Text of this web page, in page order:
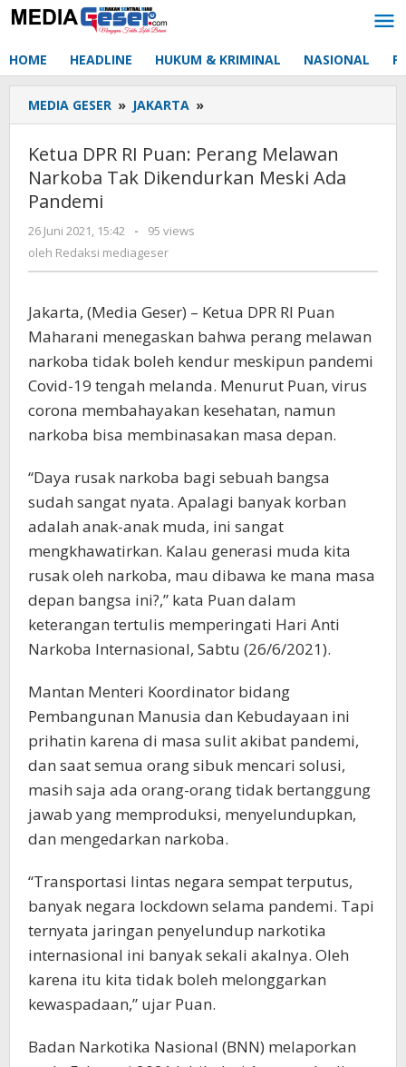
Lewati
ke
HOME HEADLINE HUKUM & KRIMINAL NASIONAL
MEDIA GESER » JAKARTA »
DPR
Puan:
Perang
Meski
Pandemi
Ketua DPR RI Puan: Perang Melawan
Narkoba Tak Dikendurkan Meski Ada
Pandemi
26 Juni 2021, 15:42
oleh
Redaksi
mediageser
-
95 views
oleh Redaksi mediageser
Jakarta, (Media Geser) – Ketua DPR RI Puan
Maharani menegaskan bahwa perang melawan
narkoba tidak boleh kendur meskipun pandemi
Covid-19 tengah melanda. Menurut Puan, virus
corona membahayakan kesehatan, namun
narkoba bisa membinasakan masa depan.
“Daya rusak narkoba bagi sebuah bangsa
sudah sangat nyata. Apalagi banyak korban
adalah anak-anak muda, ini sangat
mengkhawatirkan. Kalau generasi muda kita
rusak oleh narkoba, mau dibawa ke mana masa
depan bangsa ini?,” kata Puan dalam
keterangan tertulis memperingati Hari Anti
Narkoba Internasional, Sabtu (26/6/2021).
Mantan Menteri Koordinator bidang
Pembangunan Manusia dan Kebudayaan ini
prihatin karena di masa sulit akibat pandemi,
dan saat semua orang sibuk mencari solusi,
masih saja ada orang-orang tidak bertanggung
jawab yang memproduksi, menyelundupkan,
dan mengedarkan narkoba.
“Transportasi lintas negara sempat terputus,
banyak negara lockdown selama pandemi. Tapi
ternyata jaringan penyelundup narkotika
internasional ini banyak sekali akalnya. Oleh
karena itu kita tidak boleh melonggarkan
kewaspadaan,” ujar Puan.
Badan Narkotika Nasional (BNN) melaporkan